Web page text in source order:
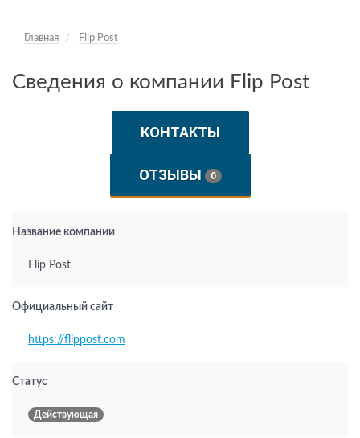
Главная Flip Post
Сведения о компании Flip Post
КОНТАКТЫ
ОТЗЫВЫ 0
Название компании
Flip Post
Официальный сайт
https://flippost.com
Статус
Действующая